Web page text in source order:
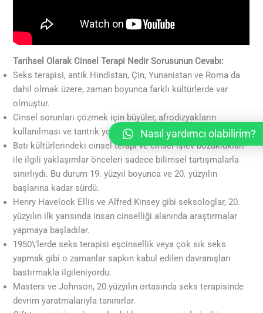
Tarihsel Olarak Cinsel Terapi Nedir Sorusunun Cevabı:
Seks terapisi, antik Hindistan, Çin, Yunanistan ve Roma da
dahil olmak üzere, zaman boyunca farklı kültürlerde var
olmuştur.
Cinsel sorunları çözmek için büyüler, afrodizyakların
kullanılması ve tantrik yoga gibi uygulamalar vardır.
Batı kültürlerindeki cinsel terapi ve cinsel işlev bozuklukları
ile ilgili yaklaşımlar önceleri sadece bilimsel tartışmalarla
sınırlıydı. Bu durum 19. yüzyıl boyunca ve 20. yüzyılın
başlarına kadar sürdü.
Henry Havelock Ellis ve Alfred Kinsey gibi seksologlar, 20.
yüzyılın ilk yarısında insan cinselliği alanında araştırmalar
yapmaya başladılar.
1950\’lerde seks terapisi eşcinsellik veya çok sık seks
yapmak gibi o zamanlar sapkın kabul edilen davranışları
bastırmakla ilgileniyordu.
Masters ve Johnson,20.yüzyılın ortasında seks terapisinde
devrim yaratmalarıyla tanınırlar.
Nasıl yardımcı olabilirim?